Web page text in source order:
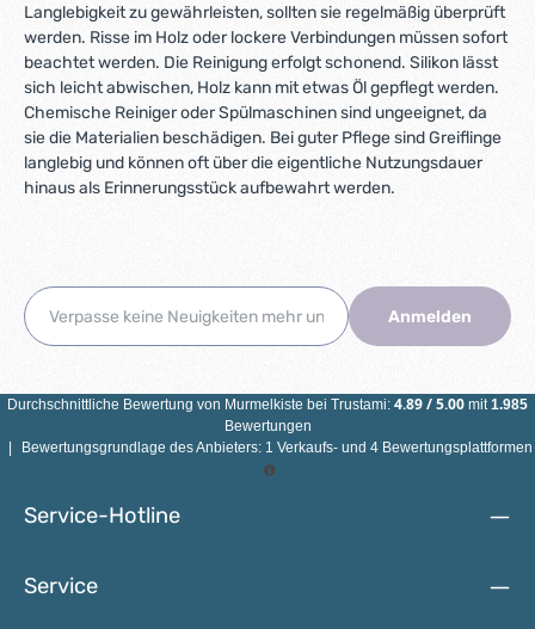
Langlebigkeit zu gewährleisten, sollten sie regelmäßig überprüft
werden. Risse im Holz oder lockere Verbindungen müssen sofort
beachtet werden. Die Reinigung erfolgt schonend. Silikon lässt
sich leicht abwischen, Holz kann mit etwas Öl gepflegt werden.
Chemische Reiniger oder Spülmaschinen sind ungeeignet, da
sie die Materialien beschädigen. Bei guter Pflege sind Greiflinge
langlebig und können oft über die eigentliche Nutzungsdauer
hinaus als Erinnerungsstück aufbewahrt werden.
Anmelden
Durchschnittliche Bewertung von Murmelkiste bei Trustami: 4.89/5.00 mit1.985
Bewertungen
Bewertungsgrundlage des Anbieters: 1 Verkaufs- und 4 Bewertungsplattformen
Service-Hotline
Service